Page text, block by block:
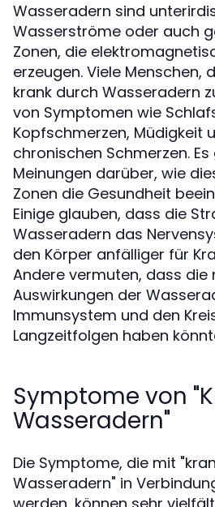
Wasseradern sind
Wasserströme oder auch
Zonen, die
erzeugen. Viele Menschen,
krank durch Wasseradern
von Symptomen wie
Kopfschmerzen, Müdigkeit
chronischen Schmerzen.
Meinungen darüber, wie
Zonen die Gesundheit
Einige glauben, dass die
Wasseradern das
den Körper anfälliger für
Andere vermuten, dass die
Auswirkungen der
Immunsystem und den
Langzeitfolgen haben
Symptome von
Wasseradern"
Die Symptome, die mit
Wasseradern" in